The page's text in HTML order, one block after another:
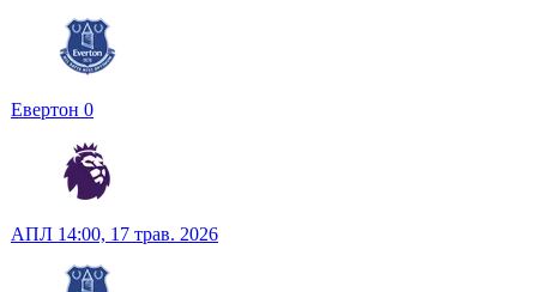
Евертон 0
АПЛ 14:00, 17 трав. 2026